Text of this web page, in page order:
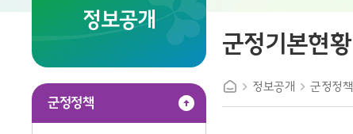
정보공개
군정정책
군정기본현황
정보공개 군정정책